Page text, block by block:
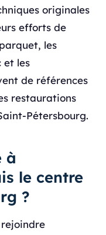
originales
efforts de
les
et les
de références
restaurations
Pétersbourg.
à
le centre
?